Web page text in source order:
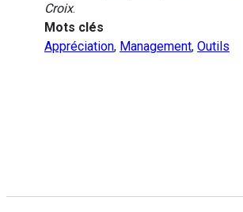
Croix.
Mots clés
Appréciation, Management, Outils